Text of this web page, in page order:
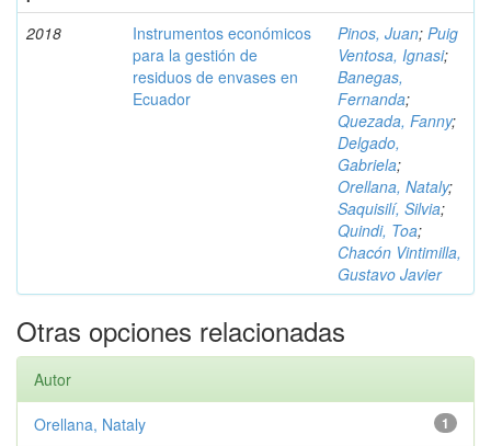
2018
Instrumentos económicos
para la gestión de
residuos de envases en
Ecuador
Pinos, Juan; Puig
Ventosa, Ignasi;
Banegas,
Fernanda;
Quezada, Fanny;
Delgado,
Gabriela;
Orellana, Nataly;
Saquisilí, Silvia;
Quindi, Toa;
Chacón Vintimilla,
Gustavo Javier
Otras opciones relacionadas
Autor
1
Orellana, Nataly